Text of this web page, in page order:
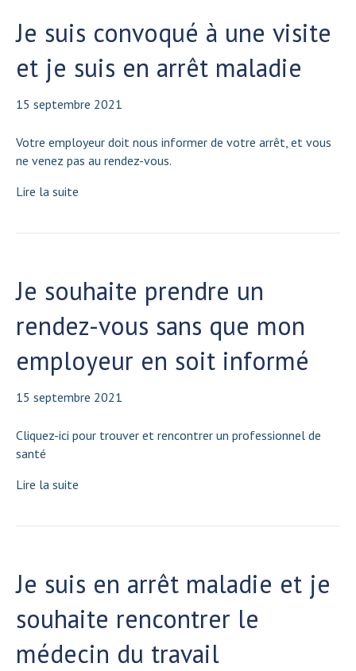
Je suis convoqué à une visite
et je suis en arrêt maladie
15 septembre 2021
Votre employeur doit nous informer de votre arrêt, et vous
ne venez pas au rendez-vous.
Lire la suite
Je souhaite prendre un
rendez-vous sans que mon
employeur en soit informé
15 septembre 2021
Cliquez-ici pour trouver et rencontrer un professionnel de
santé
Lire la suite
Je suis en arrêt maladie et je
souhaite rencontrer le
médecin du travail